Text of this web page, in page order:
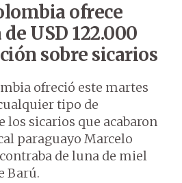
ofrece
USD 122.000
sobre sicarios
ofreció este martes
tipo de
sicarios que acabaron
paraguayo Marcelo
de luna de miel
Barú.